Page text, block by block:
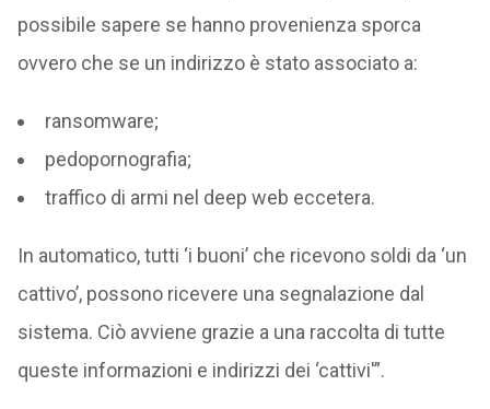
possibile sapere se hanno provenienza sporca
ovvero che se un indirizzo è stato associato a:
ransomware;
pedopornografia;
traffico di armi nel deep web eccetera.
In automatico, tutti ‘i buoni’ che ricevono soldi da ‘un
cattivo’, possono ricevere una segnalazione dal
sistema. Ciò avviene grazie a una raccolta di tutte
queste informazioni e indirizzi dei ‘cattivi'”.